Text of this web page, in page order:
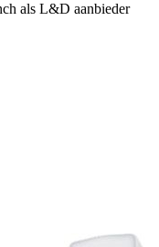
als L&D aanbieder